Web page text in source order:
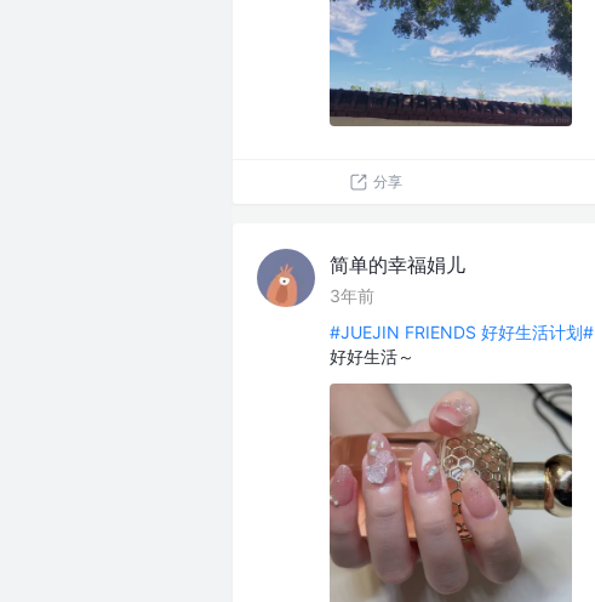
分享
简单的幸福娟儿
3年前
#JUEJIN FRIENDS 好好生活计划#
好好生活～